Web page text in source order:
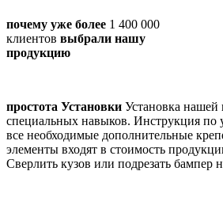
почему уже более 1 400 000
клиентов выбрали нашу
продукцию
простота Установки Установка нашей
специальных навыков. Инструкция по
все необходимые дополнительные
элементы входят в стоимость
Сверлить кузов или подрезать бампер